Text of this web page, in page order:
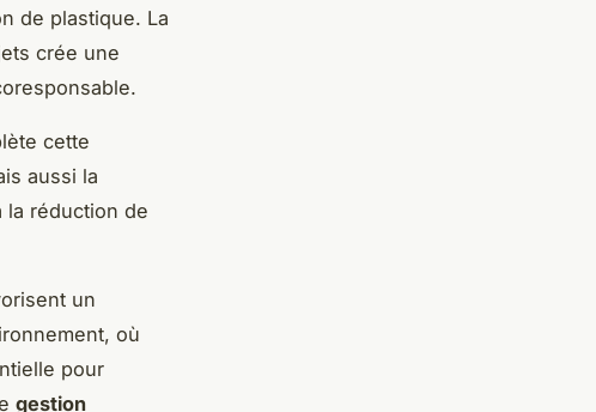
de plastique. La
crée une
cette
aussi la
la réduction de
un
où
pour
gestion